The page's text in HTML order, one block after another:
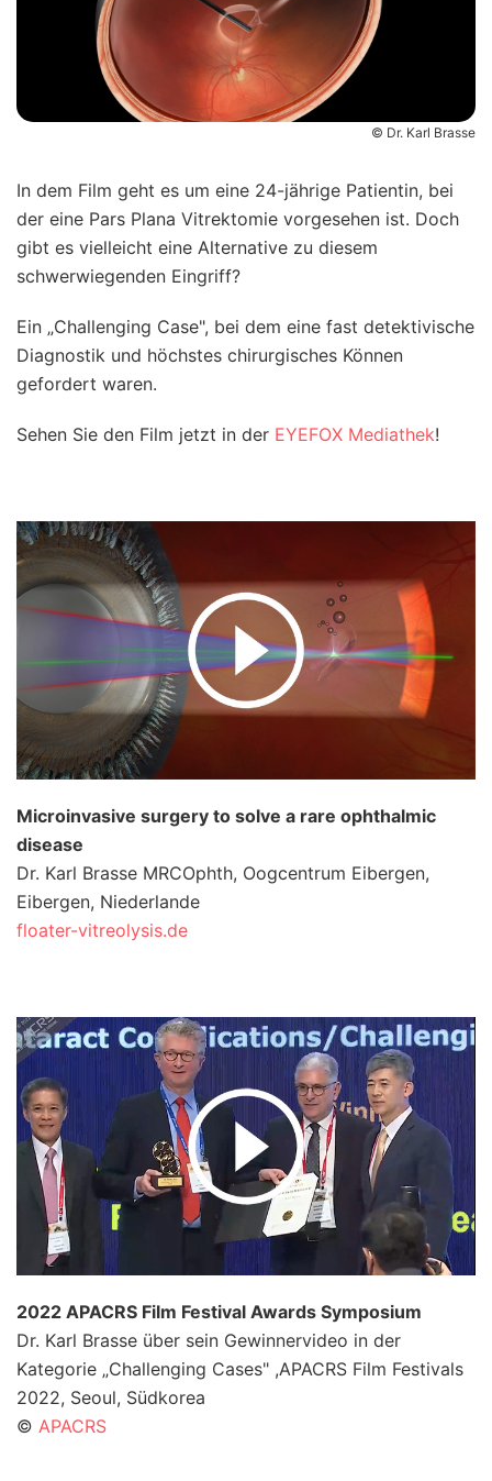
© Dr. Karl Brasse
In dem Film geht es um eine 24-jährige Patientin, bei
der eine Pars Plana Vitrektomie vorgesehen ist. Doch
gibt es vielleicht eine Alternative zu diesem
schwerwiegenden Eingriff?
Ein „Challenging Case", bei dem eine fast detektivische
Diagnostik und höchstes chirurgisches Können
gefordert waren.
Sehen Sie den Film jetzt in der EYEFOX Mediathek!
Microinvasive surgery to solve a rare ophthalmic
disease
Dr. Karl Brasse MRCOphth, Oogcentrum Eibergen,
Eibergen, Niederlande
floater-vitreolysis.de
2022 APACRS Film Festival Awards Symposium
Dr. Karl Brasse über sein Gewinnervideo in der
Kategorie „Challenging Cases" ,APACRS Film Festivals
2022, Seoul, Südkorea
© APACRS